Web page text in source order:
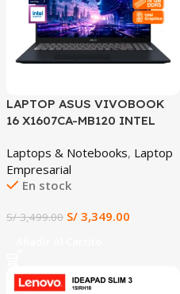
LAPTOP ASUS VIVOBOOK
16 X1607CA-MB120 INTEL
RAM 512GB SSD 16″ WUXGA
IPS WINDOWS 11 AZUL
(X1607CA-MB120)
Laptops & Notebooks, Laptop
Empresarial
En stock
S/3,499.00 S/ 3,349.00
SALE